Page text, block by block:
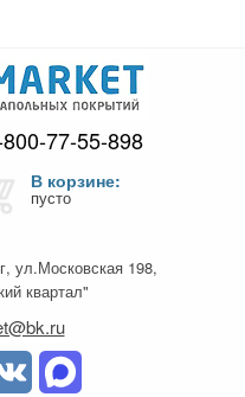
77-55-898
В корзине:
пусто
ул.Московская 198,
квартал"